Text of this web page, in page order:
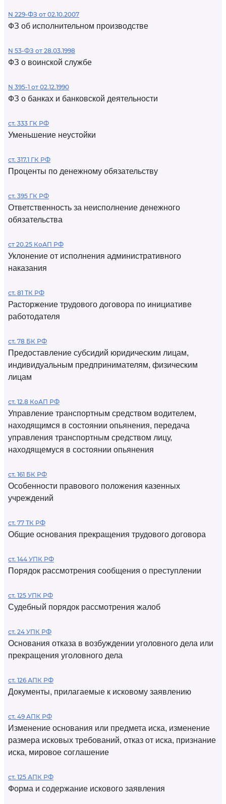
N 229-ФЗ от 02.10.2007
ФЗ об исполнительном производстве
N 53-ФЗ от 28.03.1998
ФЗ о воинской службе
N 395-1 от 02.12.1990
ФЗ о банках и банковской деятельности
ст. 333 ГК РФ
Уменьшение неустойки
ст. 317.1 ГК РФ
Проценты по денежному обязательству
ст. 395 ГК РФ
Ответственность за неисполнение денежного
обязательства
ст 20.25 КоАП РФ
Уклонение от исполнения административного
наказания
ст. 81 ТК РФ
Расторжение трудового договора по инициативе
работодателя
ст. 78 БК РФ
Предоставление субсидий юридическим лицам,
индивидуальным предпринимателям, физическим
лицам
ст. 12.8 КоАП РФ
Управление транспортным средством водителем,
находящимся в состоянии опьянения, передача
управления транспортным средством лицу,
находящемуся в состоянии опьянения
ст. 161 БК РФ
Особенности правового положения казенных
учреждений
ст. 77 ТК РФ
Общие основания прекращения трудового договора
ст. 144 УПК РФ
Порядок рассмотрения сообщения о преступлении
ст. 125 УПК РФ
Судебный порядок рассмотрения жалоб
ст. 24 УПК РФ
Основания отказа в возбуждении уголовного дела или
прекращения уголовного дела
ст. 126 АПК РФ
Документы, прилагаемые к исковому заявлению
ст. 49 АПК РФ
Изменение основания или предмета иска, изменение
размера исковых требований, отказ от иска, признание
иска, мировое соглашение
ст. 125 АПК РФ
Форма и содержание искового заявления